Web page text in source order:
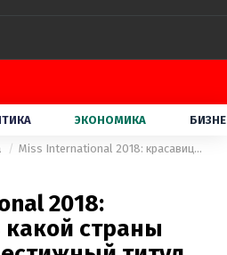
ЭКОНОМИКА
Miss International 2018: красавица из какой страны завоевала престижный титул
2018:
какой страны